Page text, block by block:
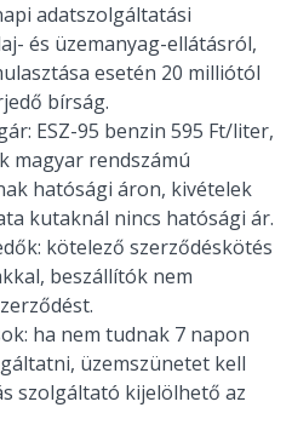
adatszolgáltatási
és üzemanyag-ellátásról,
esetén 20 milliótól
bírság.
ESZ-95 benzin 595 Ft/liter,
magyar rendszámú
hatósági áron, kivételek
kutaknál nincs hatósági ár.
kötelező szerződéskötés
beszállítók nem
ha nem tudnak 7 napon
üzemszünetet kell
szolgáltató kijelölhető az